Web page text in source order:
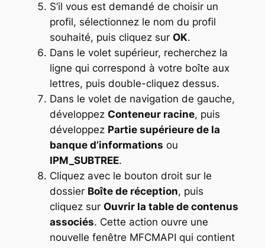
S’il vous est demandé de choisir un
profil, sélectionnez le nom du profil
souhaité, puis cliquez sur OK.
Dans le volet supérieur, recherchez la
ligne qui correspond à votre boîte aux
lettres, puis double-cliquez dessus.
Dans le volet de navigation de gauche,
développez Conteneur racine, puis
développez Partie supérieure de la
banque d’informations ou
IPM_SUBTREE.
Cliquez avec le bouton droit sur le
dossier Boîte de réception, puis
cliquez sur Ouvrir la table de contenus
associés. Cette action ouvre une
nouvelle fenêtre MFCMAPI qui contient